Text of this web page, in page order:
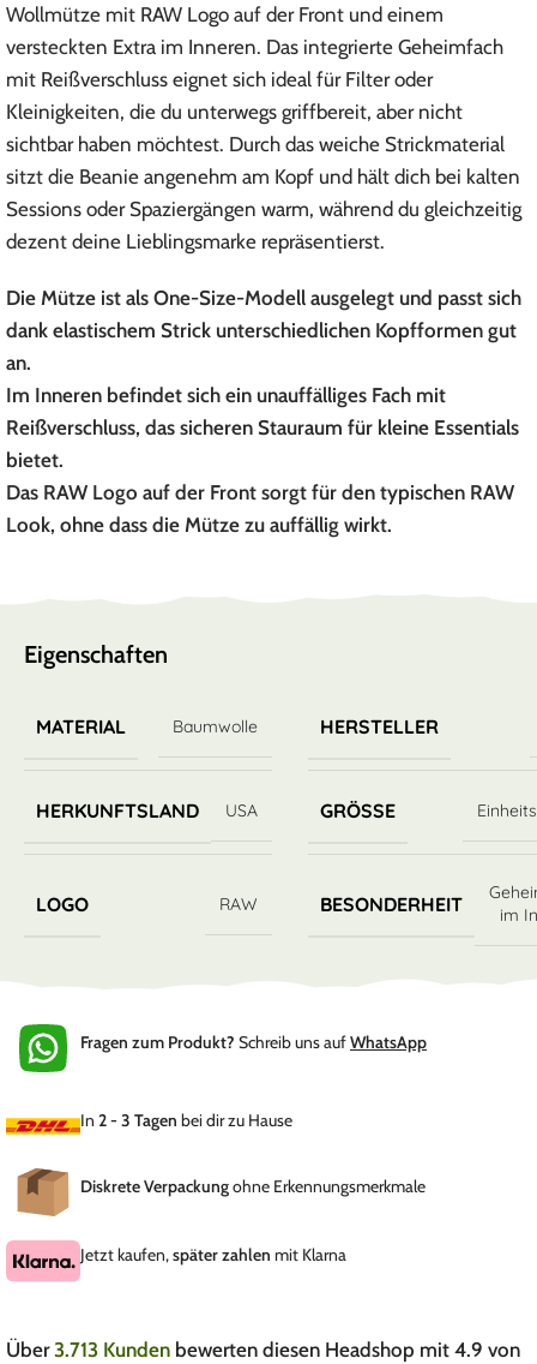
Wollmütze mit RAW Logo auf der Front und einem
versteckten Extra im Inneren. Das integrierte Geheimfach
mit Reißverschluss eignet sich ideal für Filter oder
Kleinigkeiten, die du unterwegs griffbereit, aber nicht
sichtbar haben möchtest. Durch das weiche Strickmaterial
sitzt die Beanie angenehm am Kopf und hält dich bei kalten
Sessions oder Spaziergängen warm, während du gleichzeitig
dezent deine Lieblingsmarke repräsentierst.
Die Mütze ist als One-Size-Modell ausgelegt und passt sich
dank elastischem Strick unterschiedlichen Kopfformen gut
an.
Im Inneren befindet sich ein unauffälliges Fach mit
Reißverschluss, das sicheren Stauraum für kleine Essentials
bietet.
Das RAW Logo auf der Front sorgt für den typischen RAW
Look, ohne dass die Mütze zu auffällig wirkt.
Eigenschaften
MATERIAL Baumwolle HERSTELLER
HERKUNFTSLAND USA GRÖSSE
LOGO RAW BESONDERHEIT
im
Fragen zum Produkt? Schreib uns aufWhatsApp
In 2 - 3 Tagen bei dir zu Hause
Diskrete Verpackungohne Erkennungsmerkmale
Jetzt kaufen,später zahlen mit Klarna
Über3.713 Kunden bewerten diesen Headshop mit 4.9 von